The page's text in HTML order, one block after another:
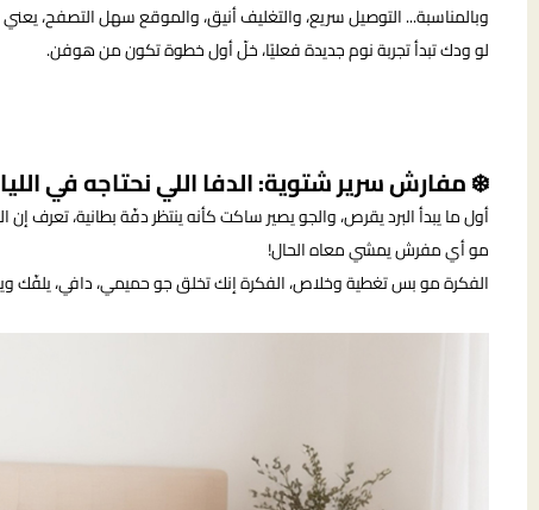
وبالمناسبة... التوصيل سريع، والتغليف أنيق، والموقع سهل التصفح،
لو ودك تبدأ تجربة نوم جديدة فعليًا، خلّ أول خطوة تكون من هوفن.
❄️ مفارش سرير شتوية: الدفا اللي نحتاجه في
أول ما يبدأ البرد يقرص، والجو يصير ساكت كأنه ينتظر دفّة بطانية، تعرف
مو أي مفرش يمشي معاه الحال!
الفكرة مو بس تغطية وخلاص، الفكرة إنك تخلق جو حميمي، دافي، يلفّك